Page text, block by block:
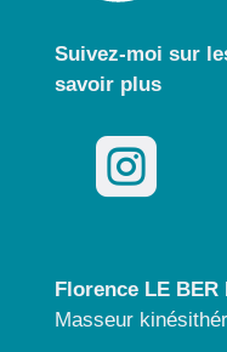
Suivez-moi sur
savoir plus

Florence LE BER
Masseur